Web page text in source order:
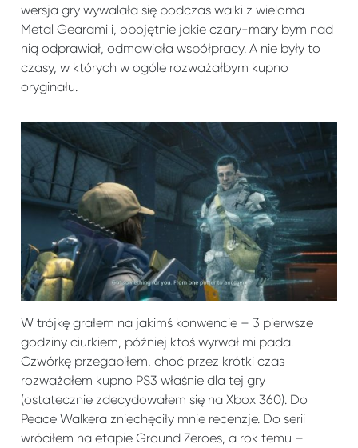
wersja gry wywalała się podczas walki z wieloma
Metal Gearami i, obojętnie jakie czary-mary bym nad
nią odprawiał, odmawiała współpracy. A nie były to
czasy, w których w ogóle rozważałbym kupno
oryginału.
W trójkę grałem na jakimś konwencie – 3 pierwsze
godziny ciurkiem, później ktoś wyrwał mi pada.
Czwórkę przegapiłem, choć przez krótki czas
rozważałem kupno PS3 właśnie dla tej gry
(ostatecznie zdecydowałem się na Xbox 360). Do
Peace Walkera zniechęciły mnie recenzje. Do serii
wróciłem na etapie Ground Zeroes, a rok temu –